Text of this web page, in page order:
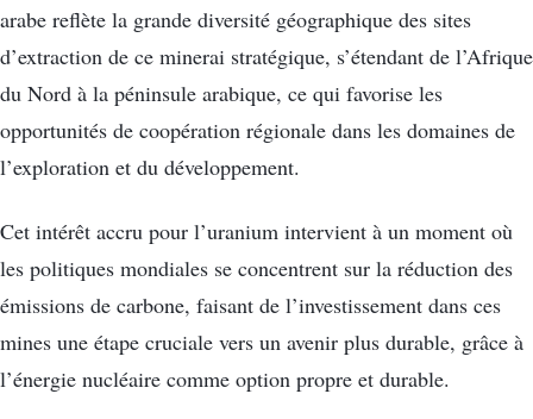
arabe reflète la grande diversité géographique des sites
d’extraction de ce minerai stratégique, s’étendant de l’Afrique
du Nord à la péninsule arabique, ce qui favorise les
opportunités de coopération régionale dans les domaines de
l’exploration et du développement.
Cet intérêt accru pour l’uranium intervient à un moment où
les politiques mondiales se concentrent sur la réduction des
émissions de carbone, faisant de l’investissement dans ces
mines une étape cruciale vers un avenir plus durable, grâce à
l’énergie nucléaire comme option propre et durable.